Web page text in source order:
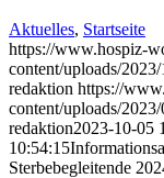
Aktuelles, Startseite
https://www.hospiz-
content/uploads/
redaktion https://
content/uploads/
redaktion2023-10-05
10:54:15
Sterbebegleitende